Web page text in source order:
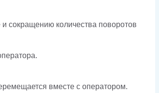
сокращению количества поворотов
вместе с оператором.